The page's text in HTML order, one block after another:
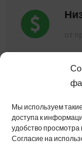
Мы используем
доступа к
удобство
Согласие на
и